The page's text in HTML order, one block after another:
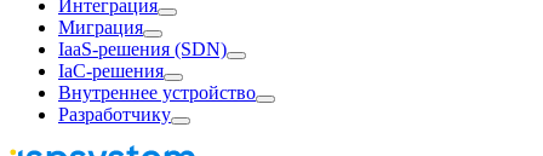
Интеграция
Миграция
IaaS-решения (SDN)
IaC-решения
Внутреннее устройство
Разработчику